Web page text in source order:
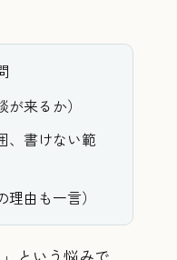
来るか）
、書けない範
由も一言）